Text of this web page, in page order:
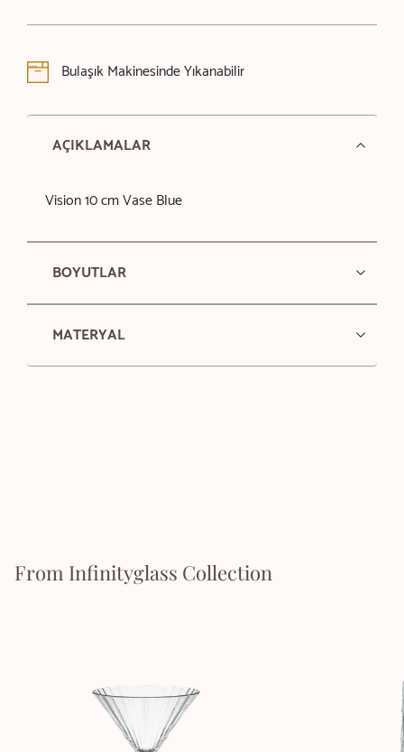
Bulaşık Makinesinde Yıkanabilir
AÇIKLAMALAR
Vision 10 cm Vase Blue
BOYUTLAR
MATERYAL
From Infinityglass Collection